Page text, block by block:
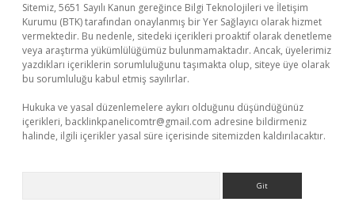
Sitemiz, 5651 Sayılı Kanun gereğince Bilgi Teknolojileri ve İletişim
Kurumu (BTK) tarafından onaylanmış bir Yer Sağlayıcı olarak hizmet
vermektedir. Bu nedenle, sitedeki içerikleri proaktif olarak denetleme
veya araştırma yükümlülüğümüz bulunmamaktadır. Ancak, üyelerimiz
yazdıkları içeriklerin sorumluluğunu taşımakta olup, siteye üye olarak
bu sorumluluğu kabul etmiş sayılırlar.
Hukuka ve yasal düzenlemelere aykırı olduğunu düşündüğünüz
içerikleri, backlinkpanelicomtr@gmail.com adresine bildirmeniz
halinde, ilgili içerikler yasal süre içerisinde sitemizden kaldırılacaktır.